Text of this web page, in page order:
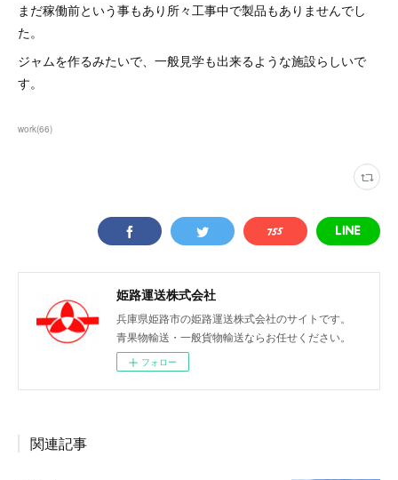
まだ稼働前という事もあり所々工事中で製品もありませんでし
た。
ジャムを作るみたいで、一般見学も出来るような施設らしいで
す。
work(66)
姫路運送株式会社
兵庫県姫路市の姫路運送株式会社のサイトです。
青果物輸送・一般貨物輸送ならお任せください。
フォロー
関連記事